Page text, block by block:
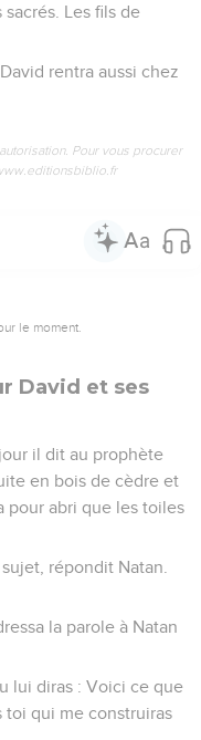
Les fils de
rentra aussi chez
Pour vous procurer
le moment.
David et ses
il dit au prophète
en bois de cèdre et
pour abri que les toiles
répondit Natan.
la parole à Natan
lui diras : Voici ce que
toi qui me construiras